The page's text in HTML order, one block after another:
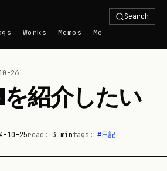
Search
Works Memos Me
26
紹介したい
10-25read: 3 mintags: #日記